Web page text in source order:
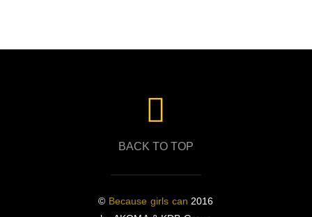
BACK TO TOP
© Because girls can 2016